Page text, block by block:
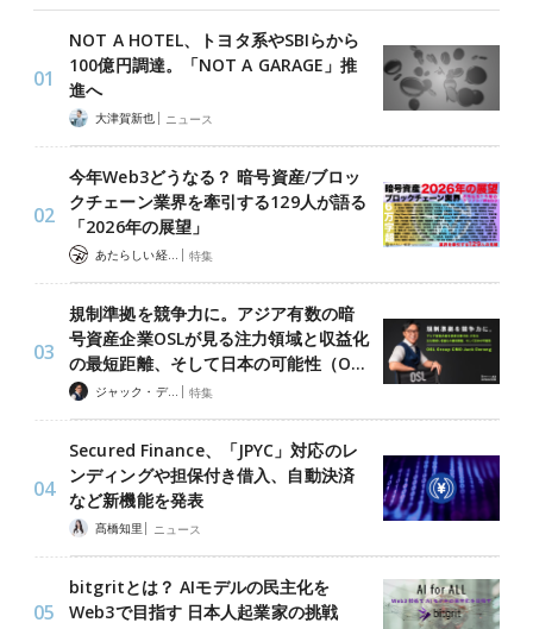
NOT A HOTEL、トヨタ系やSBIらから
100億円調達。「NOT A GARAGE」推
進へ
大津賀新也 | ニュース
今年Web3どうなる？ 暗号資産/ブロッ
クチェーン業界を牽引する129人が語る
「2026年の展望」
あたらしい経済 編集部 | 特集
規制準拠を競争力に。アジア有数の暗
号資産企業OSLが見る注力領域と収益化
の最短距離、そして日本の可能性（O…
ジャック・デロン（Jack Derong） | 特集
Secured Finance、「JPYC」対応のレ
ンディングや担保付き借入、自動決済
など新機能を発表
髙橋知里 | ニュース
bitgritとは？ AIモデルの民主化を
Web3で目指す 日本人起業家の挑戦